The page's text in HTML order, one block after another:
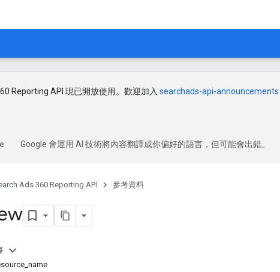
Reporting API 現已開放使用。歡迎加入 searchads-api-announcements
Google 會運用 AI 技術將內容翻譯成你偏好的語言，但可能會出錯。
Ads 360 Reporting API 參考資料